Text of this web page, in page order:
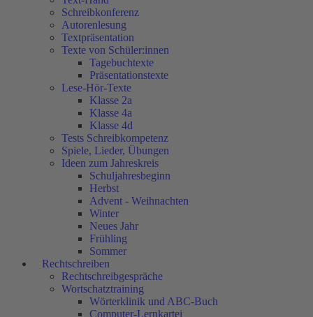
Schreibkonferenz
Autorenlesung
Textpräsentation
Texte von Schüler:innen
Tagebuchtexte
Präsentationstexte
Lese-Hör-Texte
Klasse 2a
Klasse 4a
Klasse 4d
Tests Schreibkompetenz
Spiele, Lieder, Übungen
Ideen zum Jahreskreis
Schuljahresbeginn
Herbst
Advent - Weihnachten
Winter
Neues Jahr
Frühling
Sommer
Rechtschreiben
Rechtschreibgespräche
Wortschatztraining
Wörterklinik und ABC-Buch
Computer-Lernkartei